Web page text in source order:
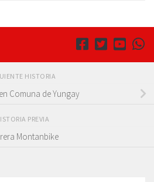
HISTORIA
Comuna de Yungay
PREVIA
Montanbike